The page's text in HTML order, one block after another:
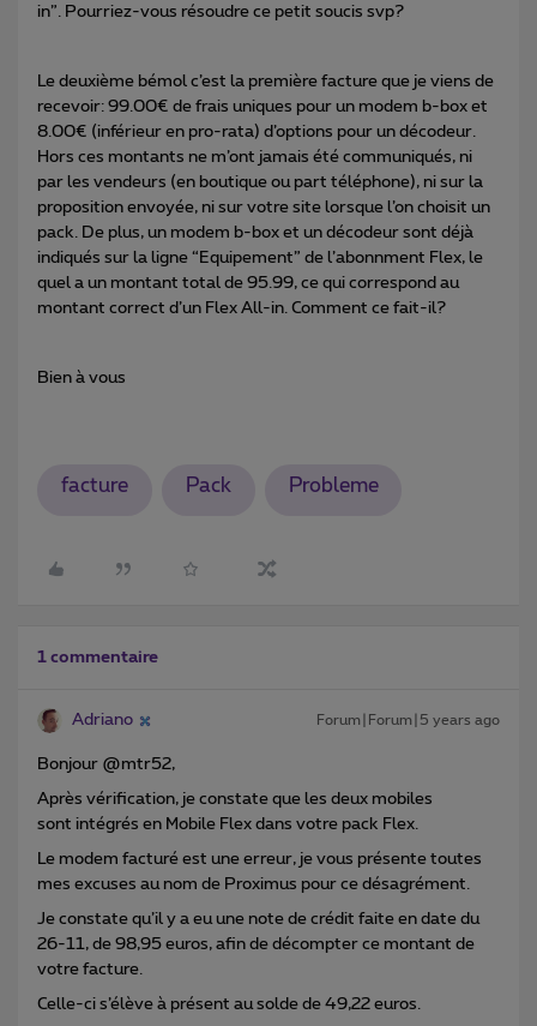
in”. Pourriez-vous résoudre ce petit soucis svp?
Le deuxième bémol c’est la première facture que je viens de
recevoir: 99.00€ de frais uniques pour un modem b-box et
8.00€ (inférieur en pro-rata) d’options pour un décodeur.
Hors ces montants ne m’ont jamais été communiqués, ni
par les vendeurs (en boutique ou part téléphone), ni sur la
proposition envoyée, ni sur votre site lorsque l’on choisit un
pack. De plus, un modem b-box et un décodeur sont déjà
indiqués sur la ligne “Equipement” de l’abonnment Flex, le
quel a un montant total de 95.99, ce qui correspond au
montant correct d’un Flex All-in. Comment ce fait-il?
Bien à vous
facture Pack Probleme
1 commentaire
Adriano Forum|Forum|5 years ago
Bonjour @mtr52,
Après vérification, je constate que les deux mobiles
sont intégrés en Mobile Flex dans votre pack Flex.
Le modem facturé est une erreur, je vous présente toutes
mes excuses au nom de Proximus pour ce désagrément.
Je constate qu’il y a eu une note de crédit faite en date du
26-11, de 98,95 euros, afin de décompter ce montant de
votre facture.
Celle-ci s’élève à présent au solde de 49,22 euros.